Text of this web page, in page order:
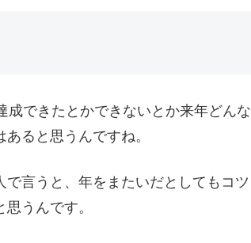
成できたとかできないとか来年どんな
ると思うんですね。
言うと、年をまたいだとしてもコツ
うんです。